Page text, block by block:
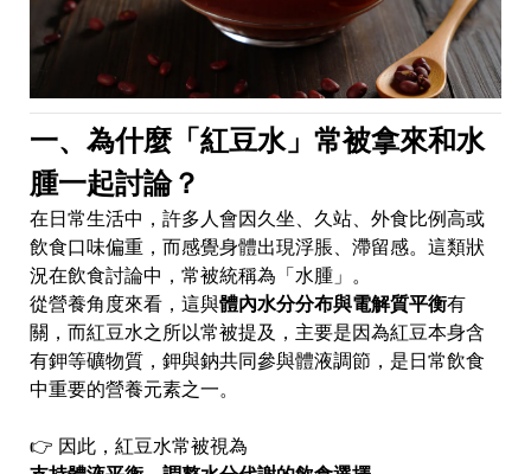
一、為什麼「紅豆水」常被拿來和水
腫一起討論？
在日常生活中，許多人會因久坐、久站、外食比例高或
飲食口味偏重，而感覺身體出現浮脹、滯留感。這類狀
況在飲食討論中，常被統稱為「水腫」。
從營養角度來看，這與體內水分分布與電解質平衡有
關，而紅豆水之所以常被提及，主要是因為紅豆本身含
有鉀等礦物質，鉀與鈉共同參與體液調節，是日常飲食
中重要的營養元素之一。
👉 因此，紅豆水常被視為